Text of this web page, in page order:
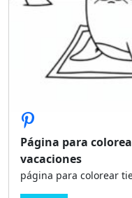
Página para
vacaciones
página para colorear